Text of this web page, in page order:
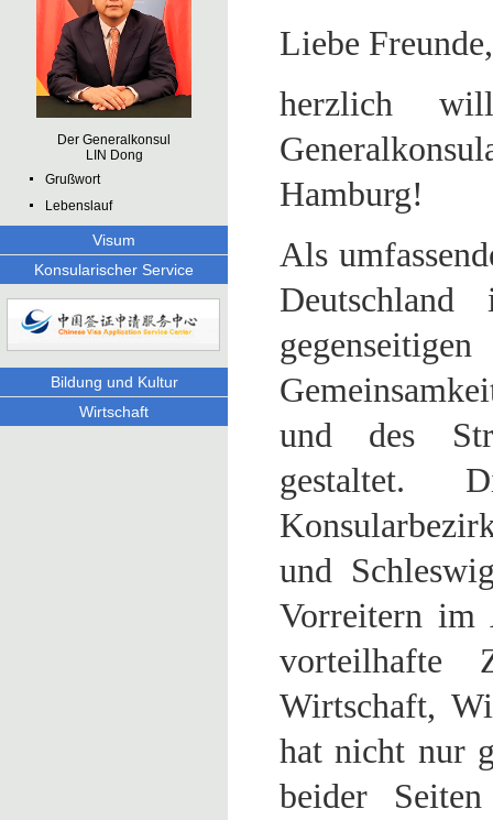
Der Generalkonsul
LIN Dong
Grußwort
Lebenslauf
Visum
Konsularischer Service
Bildung und Kultur
Wirtschaft
Liebe Freunde,
herzlich
Hamburg!
Als
und des
gestaltet.
und
Vorreitern im
vorteilhafte
Wirtschaft,
hat nicht nur
beider